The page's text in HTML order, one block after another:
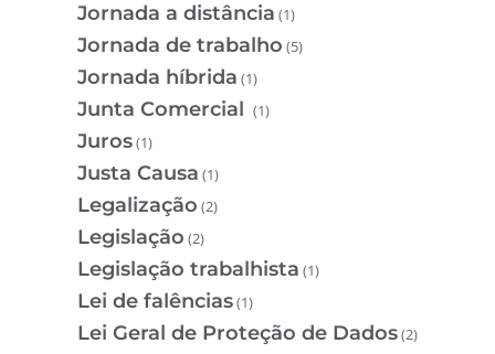
Jornada a distância (1)
Jornada de trabalho (5)
Jornada híbrida (1)
Junta Comercial (1)
Juros(1)
Justa Causa (1)
Legalização (2)
Legislação (2)
Legislação trabalhista (1)
Lei de falências(1)
Lei Geral de Proteção de Dados(2)